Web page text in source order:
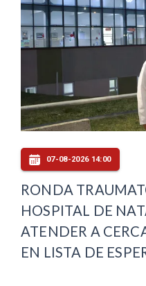
07-08-2026 14:00
RONDA
HOSPITAL DE
ATENDER A
EN LISTA DE